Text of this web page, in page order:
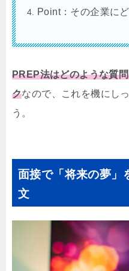
Point：その企業に
PREP法はどのような質
クなので、これを機にし
う。
面接で「将来の夢」
文